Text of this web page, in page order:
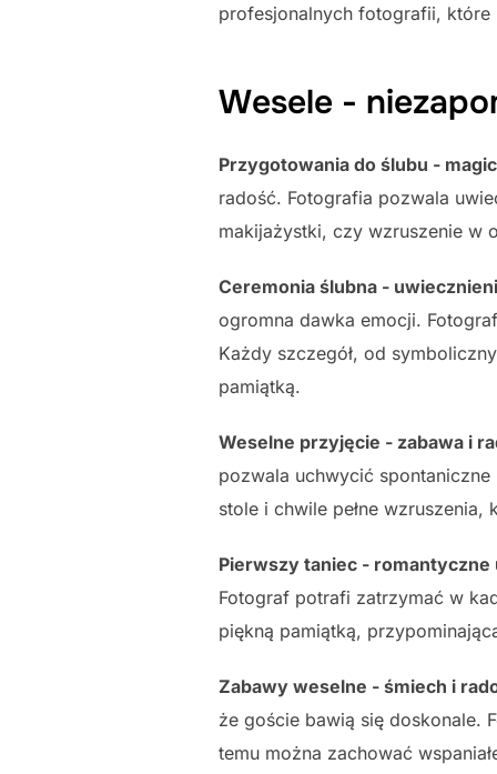
profesjonalnych fotografii, które
Wesele -
Przygotowania do ślubu -
radość. Fotografia pozwala
makijażystki, czy wzruszenie w
Ceremonia ślubna -
ogromna dawka emocji.
Każdy szczegół, od
pamiątką.
Weselne przyjęcie - zabawa i
pozwala uchwycić
stole i chwile pełne
Pierwszy taniec - romantyczne
Fotograf potrafi zatrzymać w
piękną pamiątką,
Zabawy weselne - śmiech i
że goście bawią się doskonale.
temu można zachować